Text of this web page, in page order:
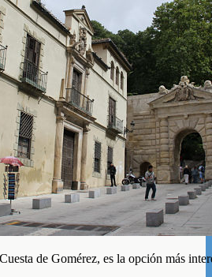
de Gomérez, es la opción más